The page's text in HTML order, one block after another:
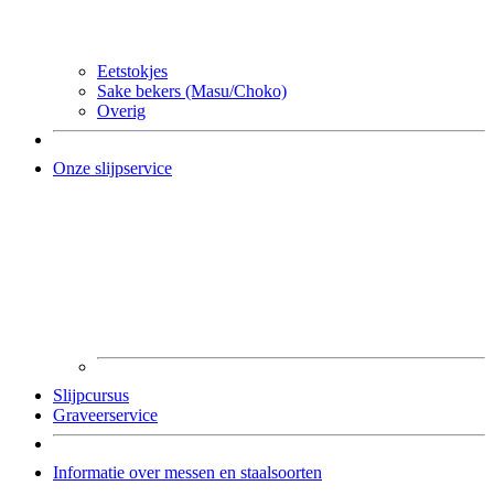
Eetstokjes
Sake bekers (Masu/Choko)
Overig
Onze slijpservice
Slijpcursus
Graveerservice
Informatie over messen en staalsoorten